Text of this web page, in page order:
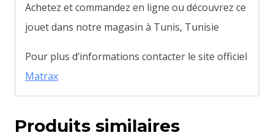
Achetez et commandez en ligne ou découvrez ce
jouet dans notre magasin à Tunis, Tunisie
Pour plus d’informations contacter le site officiel
Matrax
Produits similaires